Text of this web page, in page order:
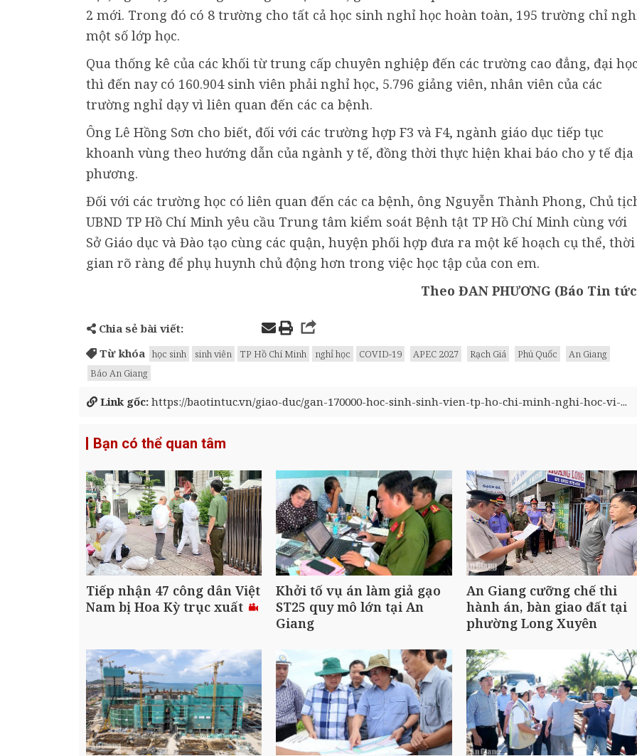
2 mới. Trong đó có 8 trường cho tất cả học sinh nghỉ học hoàn toàn, 195 trường chỉ
một số lớp học.
Qua thống kê của các khối từ trung cấp chuyên nghiệp đến các trường cao đẳng, đại
thì đến nay có 160.904 sinh viên phải nghỉ học, 5.796 giảng viên, nhân viên của các
trường nghỉ dạy vì liên quan đến các ca bệnh.
Ông Lê Hồng Sơn cho biết, đối với các trường hợp F3 và F4, ngành giáo dục tiếp tục
khoanh vùng theo hướng dẫn của ngành y tế, đồng thời thực hiện khai báo cho y tế địa
phương.
Đối với các trường học có liên quan đến các ca bệnh, ông Nguyễn Thành Phong, Chủ
UBND TP Hồ Chí Minh yêu cầu Trung tâm kiểm soát Bệnh tật TP Hồ Chí Minh cùng với
Sở Giáo dục và Đào tạo cùng các quận, huyện phối hợp đưa ra một kế hoạch cụ thể, thời
gian rõ ràng để phụ huynh chủ động hơn trong việc học tập của con em.
Theo ĐAN PHƯƠNG (Báo Tin
Chia sẻ bài viết:
Từ khóa học sinh sinh viên TP Hồ Chí Minh nghỉ học COVID-19 APEC 2027 Rạch Giá Phú Quốc
An Giang
Báo An Giang
Link gốc: https://baotintuc.vn/giao-duc/gan-170000-hoc-sinh-sinh-vien-tp-ho-chi-minh-nghi-hoc-vi-...
Bạn có thể quan tâm
Tiếp nhận 47 công dân Việt
Nam bị Hoa Kỳ trục xuất
Khởi tố vụ án làm giả gạo
ST25 quy mô lớn tại An
Giang
An Giang cưỡng chế thi
hành án, bàn giao đất tại
phường Long Xuyên